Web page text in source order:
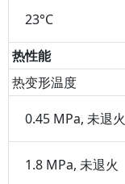
23°C
热性能
热变形温度
0.45 MPa, 未退火
1.8 MPa, 未退火